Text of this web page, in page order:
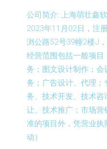
公司简介: 上海萌壮鑫
2023年11月02日，注
浏公路52号39幢2楼J
经营范围包括一般项目
务；图文设计制作；
务；广告设计、代理
务、技术开发、技术
让、技术推广；市场
准的项目外，凭营业
动）